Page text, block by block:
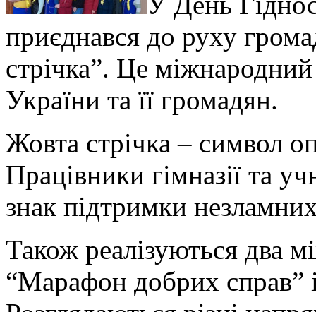
приєднався до руху
стрічка”. Це
України та її громадян.
Жовта стрічка – символ
Працівники гімназії та
знак підтримки
Також реалізуються два
“Марафон добрих справ”